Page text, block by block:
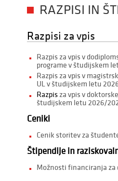
RAZPISI IN
Razpisi za vpis
Razpis za vpis v
programe v študijskem
Razpis za vpis v
UL v študijskem letu
Razpis za vpis v
študijskem letu 2026/
Ceniki
Cenik storitev za
Štipendije in
Možnosti financiranja